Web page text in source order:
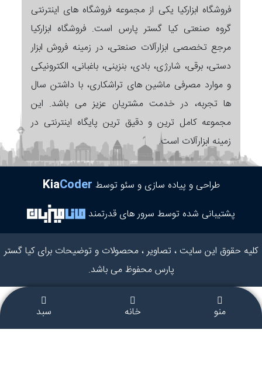
فروشگاه ابزارکیا یکی از مجموعه فروشگاه های اینترنتی
گروه صنعتی کیا گستر پارس است. فروشگاه ابزارکیا
مرجع تخصصی ابزارآلات صنعتی، در زمینه فروش ابزار
دستی، برقی، شارژی، بادی، بنزینی، باغبانی، الکترونیکی
و موارد مصرفی ماشین های تراشکاری، با داشتن سال
ها تجربه، در خدمت مشتریان عزیز می باشد. این
مجموعه کامل ترین و دقیق ترین پایگاه اینترنتی در
زمینه ابزارآلات است.
طراحی و پیاده سازی و سئو توسط KiaCoder
پشتیبانی شده توسط سرور های قدرتمند
کلیه حقوق این سایت ، تصاویر ، محصولات و توضیحات برای کیا گستر
پارس محفوظ می باشد.
منو خانه سبد